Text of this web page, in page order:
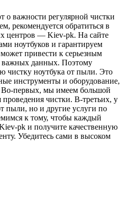
важности регулярной чистки
рекомендуется обратиться в
центров — Kiev-pk. На сайте
ноутбуков и гарантируем
привести к серьезным
важных данных. Поэтому
чистку ноутбука от пыли. Это
инструменты и оборудование,
Во-первых, мы имеем большой
чистки. В-третьих, у
пыли, но и другие услуги по
к тому, чтобы каждый
pk и получите качественную
Убедитесь сами в высоком